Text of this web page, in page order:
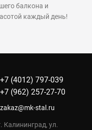
балкона и
каждый день!
+7 (4012) 797-039
+7 (962) 257-27-70
zakaz@mk-stal.ru
Калининград, ул.